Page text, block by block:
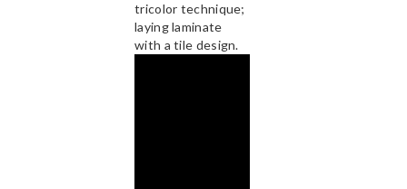
tricolor technique;
laying laminate
with a tile design.